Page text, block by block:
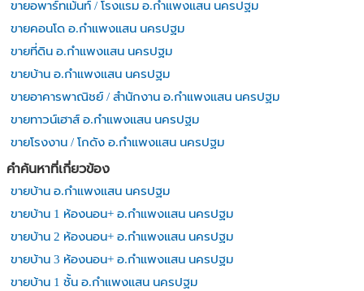
ขายอพาร์ทเม้นท์ / โรงแรม อ.กำแพงแสน นครปฐม
ขายคอนโด อ.กำแพงแสน นครปฐม
ขายที่ดิน อ.กำแพงแสน นครปฐม
ขายบ้าน อ.กำแพงแสน นครปฐม
ขายอาคารพาณิชย์ / สำนักงาน อ.กำแพงแสน นครปฐม
ขายทาวน์เฮาส์ อ.กำแพงแสน นครปฐม
ขายโรงงาน / โกดัง อ.กำแพงแสน นครปฐม
คำค้นหาที่เกี่ยวข้อง
ขายบ้าน อ.กำแพงแสน นครปฐม
ขายบ้าน 1 ห้องนอน+ อ.กำแพงแสน นครปฐม
ขายบ้าน 2 ห้องนอน+ อ.กำแพงแสน นครปฐม
ขายบ้าน 3 ห้องนอน+ อ.กำแพงแสน นครปฐม
ขายบ้าน 1 ชั้น อ.กำแพงแสน นครปฐม